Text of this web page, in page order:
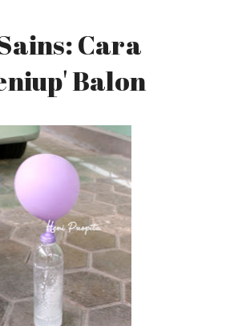
Cara
Balon